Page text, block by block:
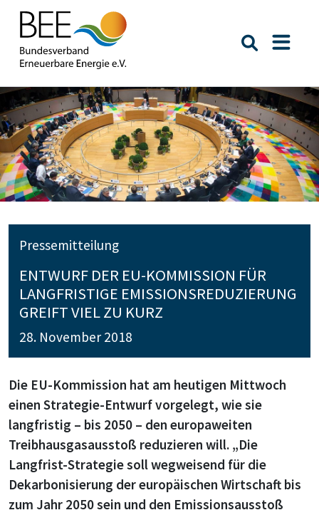
Suche
Pressemitteilung
ENTWURF DER EU-KOMMISSION FÜR
LANGFRISTIGE EMISSIONSREDUZIERUNG
GREIFT VIEL ZU KURZ
28. November 2018
Die EU-Kommission hat am heutigen Mittwoch
einen Strategie-Entwurf vorgelegt, wie sie
langfristig – bis 2050 – den europaweiten
Treibhausgasausstoß reduzieren will. „Die
Langfrist-Strategie soll wegweisend für die
Dekarbonisierung der europäischen Wirtschaft bis
zum Jahr 2050 sein und den Emissionsausstoß